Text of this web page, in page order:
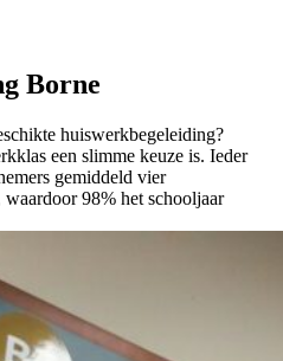
Borne
huiswerkbegeleiding?
een slimme keuze is. Ieder
gemiddeld vier
98% het schooljaar